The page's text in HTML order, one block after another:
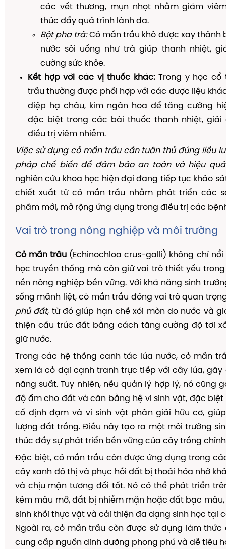
các vết thương, mụn nhọt nhằm giảm
thúc đẩy quá trình lành da.
Bột pha trà:Cỏ mần trầu khô được xay thành
nước sôi uống như trà giúp thanh nhiệt,
cường sức khỏe.
Kết hợp với các vị thuốc khác:Trong y học cổ
trầu thường được phối hợp với các dược liệu
diệp hạ châu, kim ngân hoa để tăng cường
đặc biệt trong các bài thuốc thanh nhiệt, giải
điều trị viêm nhiễm.
Việc sử dụng cỏ mần trầu cần tuân thủ đúng liều
pháp chế biến để đảm bảo an toàn và hiệu
nghiên cứu khoa học hiện đại đang tiếp tục khảo
chiết xuất từ cỏ mần trầu nhằm phát triển các
phẩm mới, mở rộng ứng dụng trong điều trị các
Vai trò trong nông nghiệp và môi trường
Cỏ mần trầu (Echinochloa crus-galli) không chỉ
học truyền thống mà còn giữ vai trò thiết yếu
nền nông nghiệp bền vững. Với khả năng sinh
sống mãnh liệt, cỏ mần trầu đóng vai trò quan
phủ đất, từ đó giúp hạn chế xói mòn do nước và
thiện cấu trúc đất bằng cách tăng cường độ tơi
giữ nước.
Trong các hệ thống canh tác lúa nước, cỏ mần
xem là cỏ dại cạnh tranh trực tiếp với cây lúa, gây
năng suất. Tuy nhiên, nếu quản lý hợp lý, nó cũng
độ ẩm cho đất và cân bằng hệ vi sinh vật, đặc biệt
cố định đạm và vi sinh vật phân giải hữu cơ,
lượng đất trồng. Điều này tạo ra một môi trường
thúc đẩy sự phát triển bền vững của cây trồng
Đặc biệt, cỏ mần trầu còn được ứng dụng trong
cây xanh đô thị và phục hồi đất bị thoái hóa nhờ
và chịu mặn tương đối tốt. Nó có thể phát triển
kém màu mỡ, đất bị nhiễm mặn hoặc đất bạc
sinh khối thực vật và cải thiện đa dạng sinh học tại
Ngoài ra, cỏ mần trầu còn được sử dụng làm thức
cung cấp nguồn dinh dưỡng phong phú và dễ tiêu